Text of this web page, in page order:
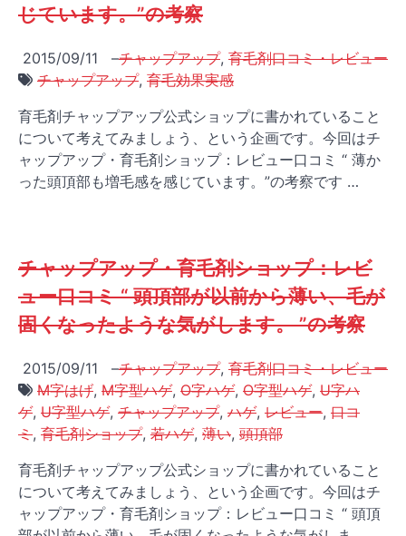
じています。”の考察
2015/09/11 –チャップアップ, 育毛剤口コミ・レビュー
チャップアップ, 育毛効果実感
育毛剤チャップアップ公式ショップに書かれていること
について考えてみましょう、という企画です。今回はチ
ャップアップ・育毛剤ショップ：レビュー口コミ “ 薄か
った頭頂部も増毛感を感じています。”の考察です …
チャップアップ・育毛剤ショップ：レビ
ュー口コミ “ 頭頂部が以前から薄い、毛が
固くなったような気がします。 ”の考察
2015/09/11 –チャップアップ, 育毛剤口コミ・レビュー
M字はげ, M字型ハゲ, O字ハゲ, O字型ハゲ, U字ハ
ゲ, U字型ハゲ, チャップアップ, ハゲ, レビュー, 口コ
ミ, 育毛剤ショップ, 若ハゲ, 薄い, 頭頂部
育毛剤チャップアップ公式ショップに書かれていること
について考えてみましょう、という企画です。今回はチ
ャップアップ・育毛剤ショップ：レビュー口コミ “ 頭頂